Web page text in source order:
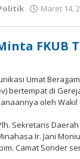
Maret 14,
FKUB
Umat
bertempat di
oleh
Sekretaris
Ir. Jani
Camat Sonder